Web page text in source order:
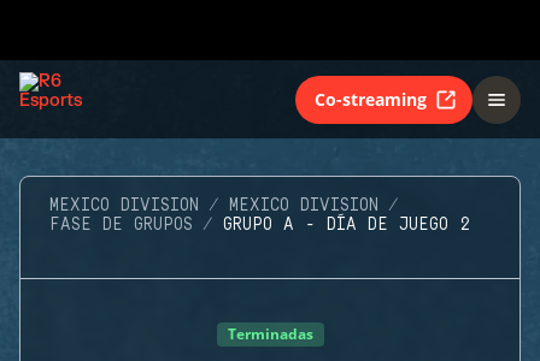
Co-streaming
MEXICO DIVISION
MEXICO DIVISION
FASE DE GRUPOS
GRUPO A - DÍA DE JUEGO 2
Terminadas